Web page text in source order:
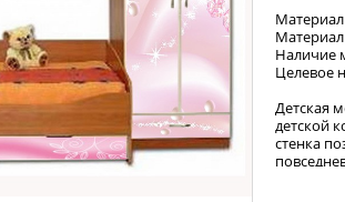
Наличие
Целевое
Детская
детской
стенка